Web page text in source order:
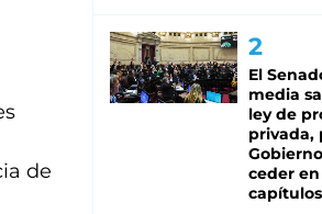
de
El
media
ley de
privada,
ceder
capítulos